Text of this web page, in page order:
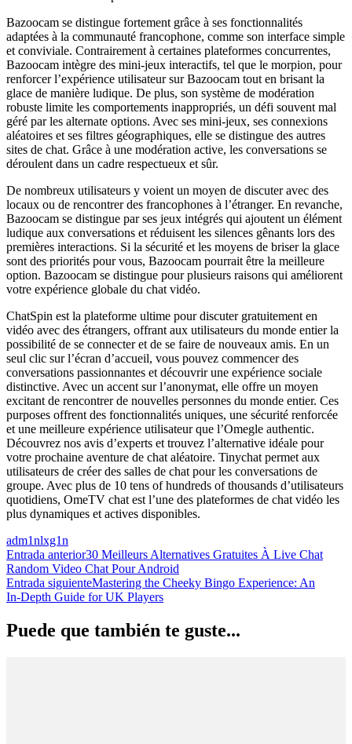
Bazoocam se distingue fortement grâce à ses fonctionnalités
adaptées à la communauté francophone, comme son interface simple
et conviviale. Contrairement à certaines plateformes concurrentes,
Bazoocam intègre des mini-jeux interactifs, tel que le morpion, pour
renforcer l’expérience utilisateur sur Bazoocam tout en brisant la
glace de manière ludique. De plus, son système de modération
robuste limite les comportements inappropriés, un défi souvent mal
géré par les alternate options. Avec ses mini-jeux, ses connexions
aléatoires et ses filtres géographiques, elle se distingue des autres
sites de chat. Grâce à une modération active, les conversations se
déroulent dans un cadre respectueux et sûr.
De nombreux utilisateurs y voient un moyen de discuter avec des
locaux ou de rencontrer des francophones à l’étranger. En revanche,
Bazoocam se distingue par ses jeux intégrés qui ajoutent un élément
ludique aux conversations et réduisent les silences gênants lors des
premières interactions. Si la sécurité et les moyens de briser la glace
sont des priorités pour vous, Bazoocam pourrait être la meilleure
option. Bazoocam se distingue pour plusieurs raisons qui améliorent
votre expérience globale du chat vidéo.
ChatSpin est la plateforme ultime pour discuter gratuitement en
vidéo avec des étrangers, offrant aux utilisateurs du monde entier la
possibilité de se connecter et de se faire de nouveaux amis. En un
seul clic sur l’écran d’accueil, vous pouvez commencer des
conversations passionnantes et découvrir une expérience sociale
distinctive. Avec un accent sur l’anonymat, elle offre un moyen
excitant de rencontrer de nouvelles personnes du monde entier. Ces
purposes offrent des fonctionnalités uniques, une sécurité renforcée
et une meilleure expérience utilisateur que l’Omegle authentic.
Découvrez nos avis d’experts et trouvez l’alternative idéale pour
votre prochaine aventure de chat aléatoire. Tinychat permet aux
utilisateurs de créer des salles de chat pour les conversations de
groupe. Avec plus de 10 tens of hundreds of thousands d’utilisateurs
quotidiens, OmeTV chat est l’une des plateformes de chat vidéo les
plus dynamiques et actives disponibles.
adm1nlxg1n
Navegación
de
las
entradas
Entrada anterior30 Meilleurs Alternatives Gratuites À Live Chat
Random Video Chat Pour Android
Entrada siguienteMastering the Cheeky Bingo Experience: An
In‑Depth Guide for UK Players
Puede que también te guste...